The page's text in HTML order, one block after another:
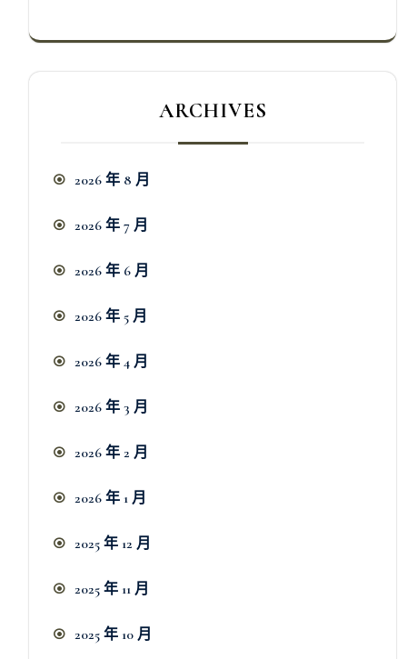
ARCHIVES
2026 年 8 月
2026 年 7 月
2026 年 6 月
2026 年 5 月
2026 年 4 月
2026 年 3 月
2026 年 2 月
2026 年 1 月
2025 年 12 月
2025 年 11 月
2025 年 10 月